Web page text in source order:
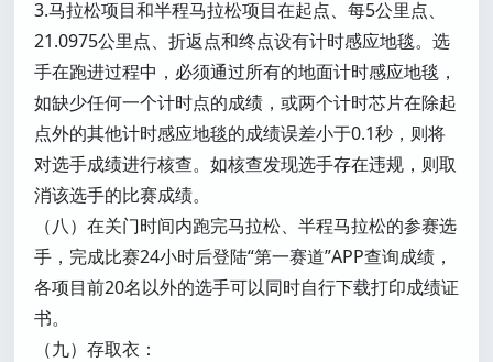
3.马拉松项目和半程马拉松项目在起点、每5公里点、
21.0975公里点、折返点和终点设有计时感应地毯。选
手在跑进过程中，必须通过所有的地面计时感应地毯，
如缺少任何一个计时点的成绩，或两个计时芯片在除起
点外的其他计时感应地毯的成绩误差小于0.1秒，则将
对选手成绩进行核查。如核查发现选手存在违规，则取
消该选手的比赛成绩。
（八）在关门时间内跑完马拉松、半程马拉松的参赛选
手，完成比赛24小时后登陆“第一赛道”APP查询成绩，
各项目前20名以外的选手可以同时自行下载打印成绩证
书。
（九）存取衣：